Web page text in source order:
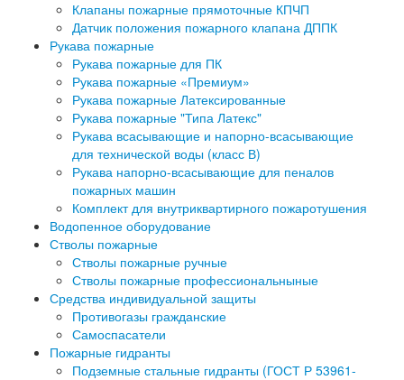
Клапаны пожарные прямоточные КПЧП
Датчик положения пожарного клапана ДППК
Рукава пожарные
Рукава пожарные для ПК
Рукава пожарные «Премиум»
Рукава пожарные Латексированные
Рукава пожарные "Типа Латекс"
Рукава всасывающие и напорно-всасывающие
для технической воды (класс В)
Рукава напорно-всасывающие для пеналов
пожарных машин
Комплект для внутриквартирного пожаротушения
Водопенное оборудование
Стволы пожарные
Стволы пожарные ручные
Стволы пожарные профессиональныные
Средства индивидуальной защиты
Противогазы гражданские
Самоспасатели
Пожарные гидранты
Подземные стальные гидранты (ГОСТ Р 53961-